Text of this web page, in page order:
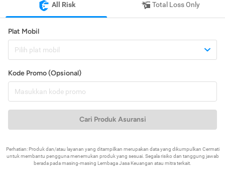
All Risk Total Loss Only
Plat Mobil
Pilih plat mobil
Kode Promo (Opsional)
Cari Produk Asuransi
Perhatian: Produk dan/atau layanan yang ditampilkan merupakan data yang dikumpulkan Cermati
untuk membantu pengguna menemukan produk yang sesuai. Segala risiko dan tanggung jawab
berada pada masing-masing Lembaga Jasa Keuangan atau mitra terkait.